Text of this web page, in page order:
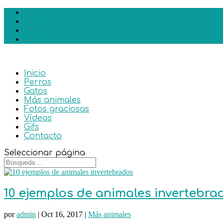
Inicio
Perros
Gatos
Más animales
Fotos graciosas
Vídeos
Gifs
Contacto
Seleccionar página
10 ejemplos de animales
poradmin | Oct 16, 2017 | Más animales